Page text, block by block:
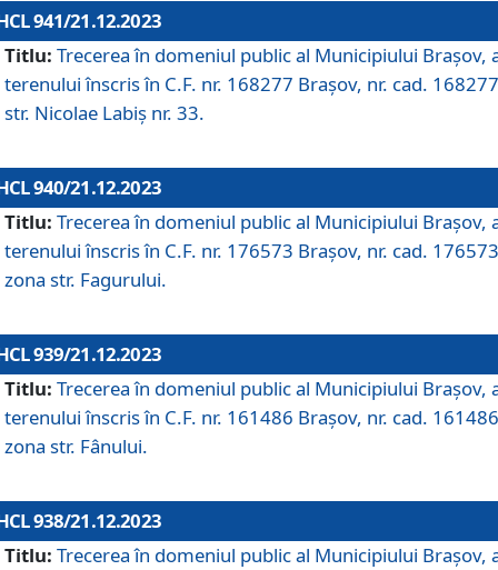
941/21.12.2023
Titlu: Trecerea în domeniul public al Municipiului Braşov,
terenului înscris în C.F. nr. 168277 Brașov, nr. cad.
str. Nicolae Labiș nr. 33.
940/21.12.2023
Titlu: Trecerea în domeniul public al Municipiului Braşov,
terenului înscris în C.F. nr. 176573 Brașov, nr. cad.
zona str. Fagurului.
939/21.12.2023
Titlu: Trecerea în domeniul public al Municipiului Braşov,
terenului înscris în C.F. nr. 161486 Brașov, nr. cad.
zona str. Fânului.
938/21.12.2023
Titlu: Trecerea în domeniul public al Municipiului Braşov,